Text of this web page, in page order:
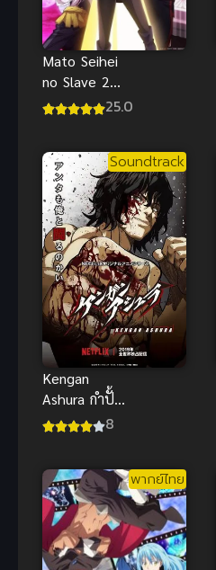
Mato Seihei
no Slave 2
พากย์ไทย ซับ25.0
Soundtrack
Kengan
Ashura กำปั้น
อสูร โทคิตะ8
พากย์ไทย